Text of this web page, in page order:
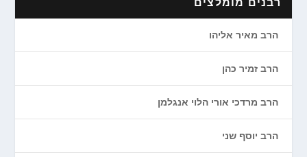
רבנים מומלצים
הרב מאיר אליהו
הרב זמיר כהן
הרב מרדכי אורי הלוי אנגלמן
הרב יוסף שני